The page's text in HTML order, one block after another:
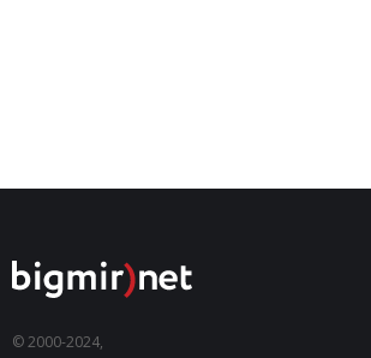
© 2000-2024,